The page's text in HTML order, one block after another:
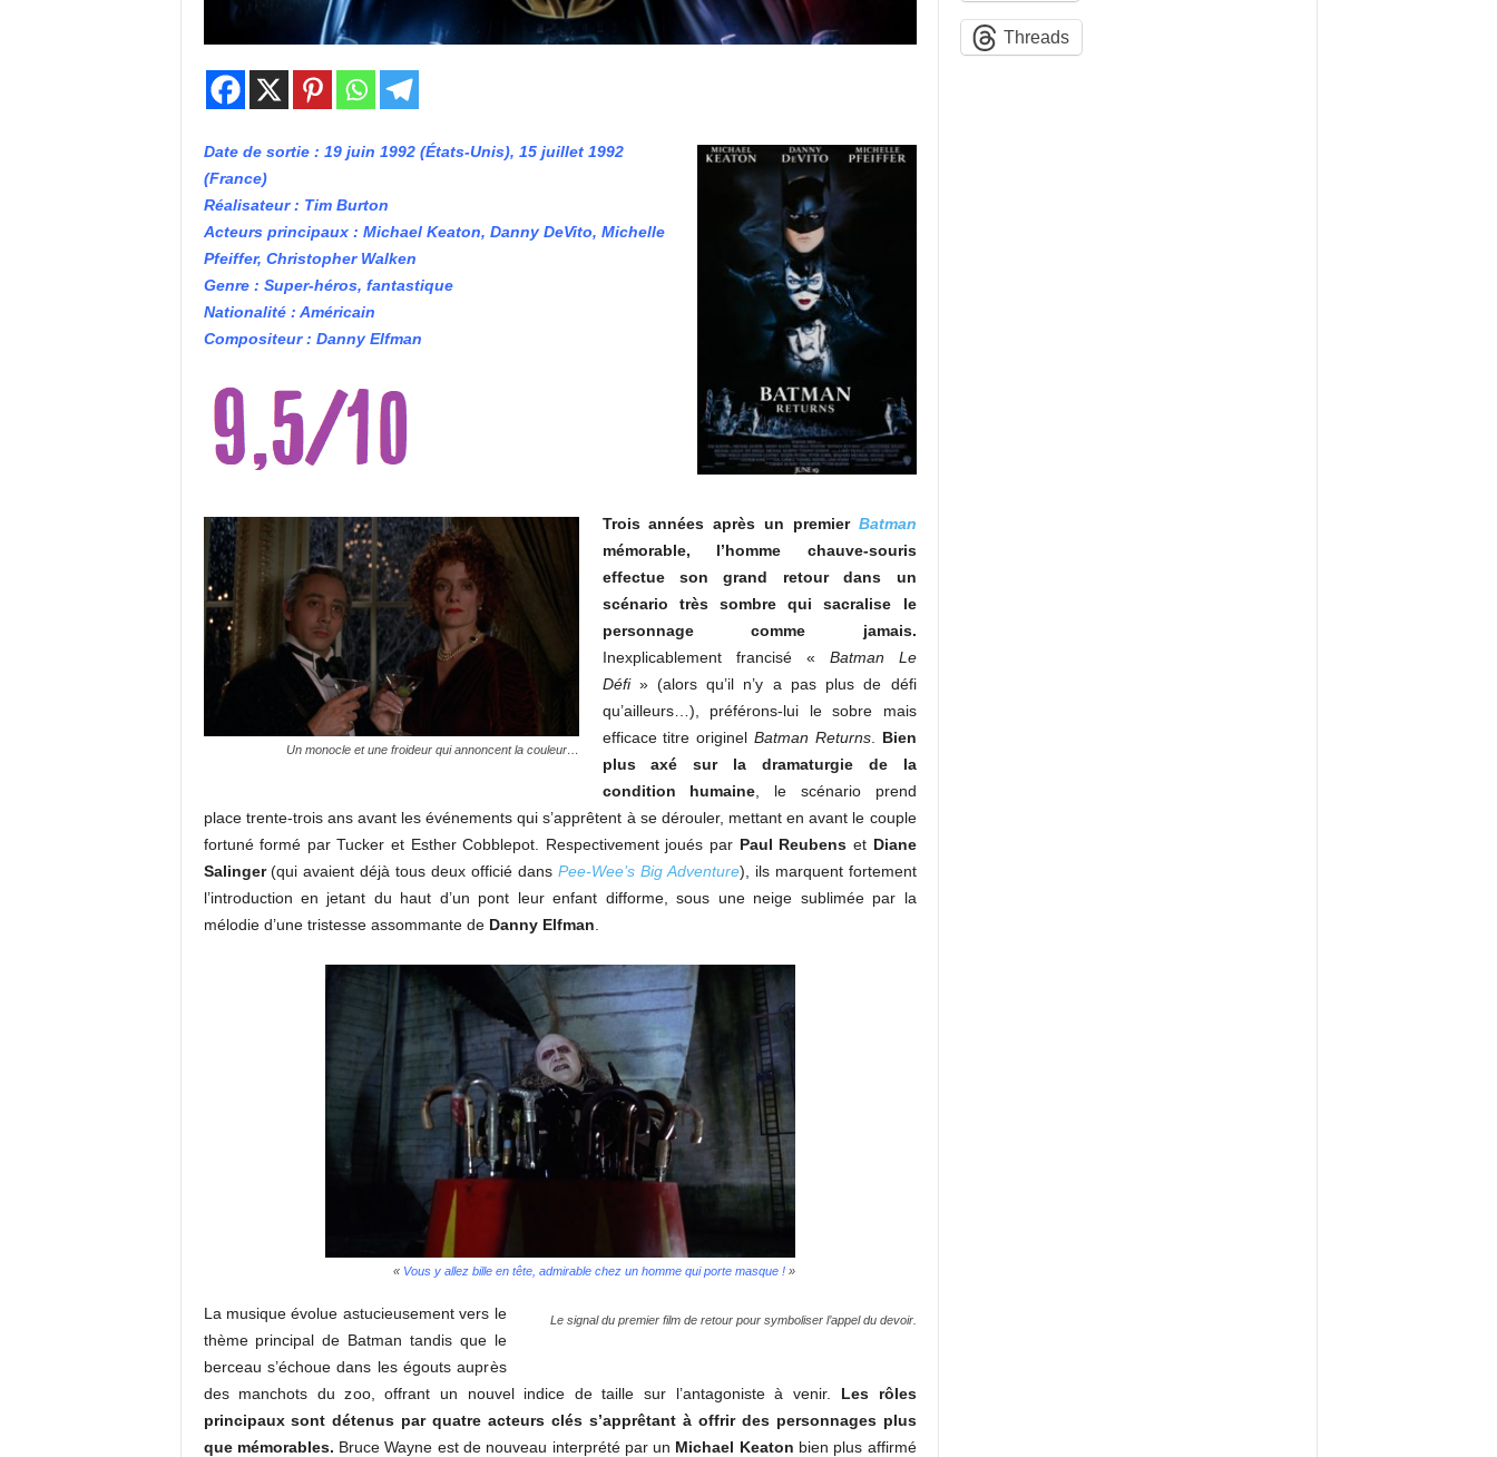
Date de sortie : 19 juin 1992 (États-Unis), 15 juillet 1992
(France)
Réalisateur : Tim Burton
Acteurs principaux : Michael Keaton, Danny DeVito, Michelle
Pfeiffer, Christopher Walken
Genre : Super-héros, fantastique
Nationalité : Américain
Compositeur : Danny Elfman
Un monocle et une froideur qui annoncent la couleur…
Trois années après un premier Batman
mémorable, l’homme chauve-souris
effectue son grand retour dans un
scénario très sombre qui sacralise le
personnage comme jamais.
Inexplicablement francisé « Batman Le
Défi» (alors qu’il n’y a pas plus de défi
qu’ailleurs…), préférons-lui le sobre mais
efficace titre originel Batman Returns. Bien
plus axé sur la dramaturgie de la
condition humaine, le scénario prend
place trente-trois ans avant les événements qui s’apprêtent à se dérouler, mettant en avant le couple
fortuné formé par Tucker et Esther Cobblepot. Respectivement joués par Paul Reubens et Diane
Salinger(qui avaient déjà tous deux officié dans Pee-Wee’s Big Adventure), ils marquent fortement
l’introduction en jetant du haut d’un pont leur enfant difforme, sous une neige sublimée par la
mélodie d’une tristesse assommante de Danny Elfman.
«Vous y allez bille en tête, admirable chez un homme qui porte masque !»
Le signal du premier film de retour pour symboliser l’appel du devoir.
La musique évolue astucieusement vers le
thème principal de Batman tandis que le
berceau s’échoue dans les égouts auprès
des manchots du zoo, offrant un nouvel indice de taille sur l’antagoniste à venir. Les rôles
principaux sont détenus par quatre acteurs clés s’apprêtant à offrir des personnages plus
que mémorables. Bruce Wayne est de nouveau interprété par un Michael Keaton bien plus affirmé
Threads